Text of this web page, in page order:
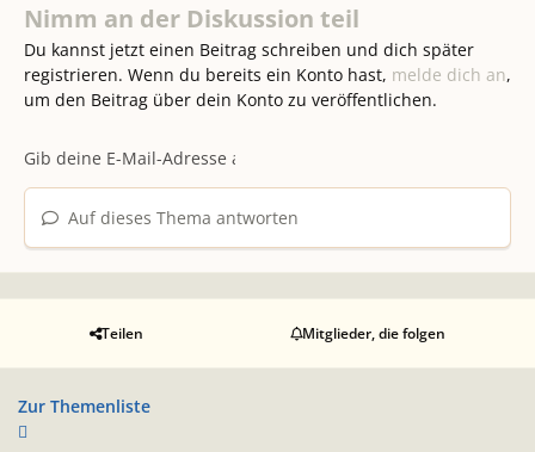
Nimm an der Diskussion teil
Du kannst jetzt einen Beitrag schreiben und dich später
registrieren. Wenn du bereits ein Konto hast, melde dich an,
um den Beitrag über dein Konto zu veröffentlichen.
Auf dieses Thema antworten
Teilen Mitglieder, die folgen
Zur Themenliste